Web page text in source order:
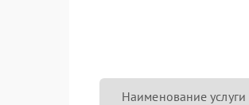
Наименование услуги